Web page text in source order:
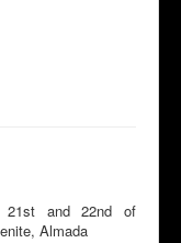
21st and 22nd of
Almada